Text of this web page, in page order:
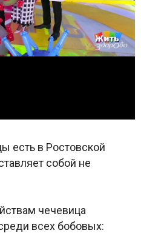
есть в Ростовской
собой не
чечевица
всех бобовых: